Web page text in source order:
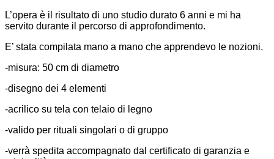
L’opera è il risultato di uno studio durato 6 anni e mi ha
servito durante il percorso di approfondimento.
E’ stata compilata mano a mano che apprendevo le nozioni.
-misura: 50 cm di diametro
-disegno dei 4 elementi
-acrilico su tela con telaio di legno
-valido per rituali singolari o di gruppo
-verrà spedita accompagnato dal certificato di garanzia e